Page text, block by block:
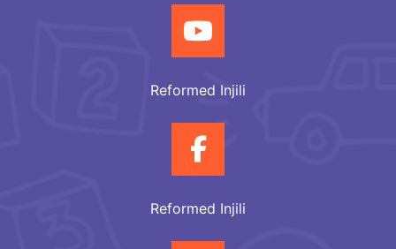
Reformed Injili
Reformed Injili